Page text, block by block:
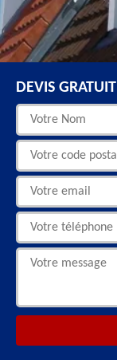
DEVIS GRATUIT